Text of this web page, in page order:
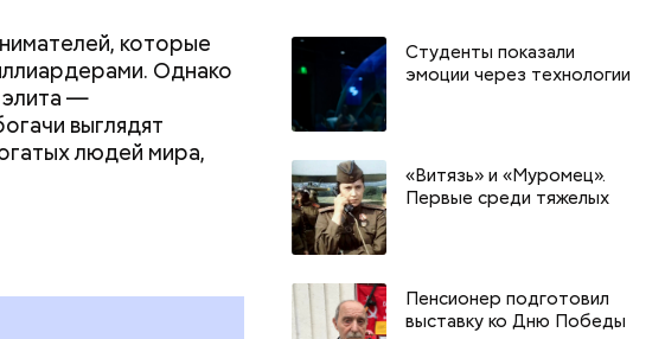
и мире 7
которые
Однако
элита —
выглядят
людей мира,
Студенты показали
эмоции через технологии
«Витязь» и «Муромец».
Первые среди тяжелых
Пенсионер подготовил
выставку ко Дню Победы